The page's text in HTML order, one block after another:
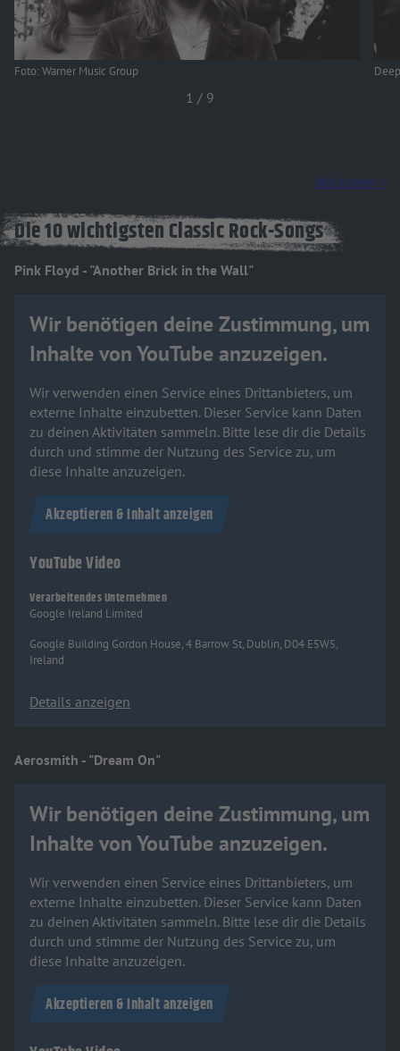
Foto: Warner Music Group
1 / 9
Nach oben >
Die 10 wichtigsten Classic Rock-Songs
Pink Floyd - "Another Brick in the Wall"
Wir benötigen deine Zustimmung, um
Inhalte von YouTube anzuzeigen.
Wir verwenden einen Service eines Drittanbieters, um
externe Inhalte einzubetten. Dieser Service kann Daten
zu deinen Aktivitäten sammeln. Bitte lese dir die Details
durch und stimme der Nutzung des Service zu, um
diese Inhalte anzuzeigen.
Akzeptieren & Inhalt anzeigen
YouTube Video
Verarbeitendes Unternehmen
Google Ireland Limited
Google Building Gordon House, 4 Barrow St, Dublin, D04 E5W5,
Ireland
Details anzeigen
Aerosmith - "Dream On"
Wir benötigen deine Zustimmung, um
Inhalte von YouTube anzuzeigen.
Wir verwenden einen Service eines Drittanbieters, um
externe Inhalte einzubetten. Dieser Service kann Daten
zu deinen Aktivitäten sammeln. Bitte lese dir die Details
durch und stimme der Nutzung des Service zu, um
diese Inhalte anzuzeigen.
Akzeptieren & Inhalt anzeigen